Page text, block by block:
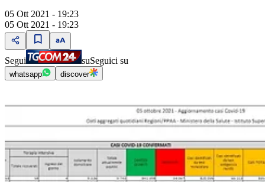
05 Ott 2021 - 19:23
05 Ott 2021 - 19:23
Segui suSeguici su
whatsapp discover